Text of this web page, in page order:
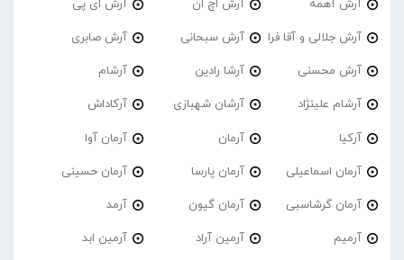
آرش آهمه آرش اچ ان آرش ای پی
آرش جلالی و آقا فرا آرش سبحانی آرش صابری
آرش محسنی آرشا رادین آرشام
آرشام علینژاد آرشان شهبازی آرکاداش
آرکیا آرمان آرمان آوا
آرمان اسماعیلی آرمان پارسا آرمان حسینی
آرمان گرشاسبی آرمان گیون آرمد
آرمیم آرمین آراد آرمین ابد